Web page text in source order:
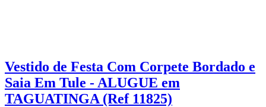
Vestido de Festa Com Corpete Bordado e
Saia Em Tule - ALUGUE em
TAGUATINGA (Ref 11825)